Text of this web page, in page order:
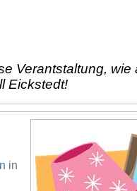
Verantstaltung,
Eickstedt!
in